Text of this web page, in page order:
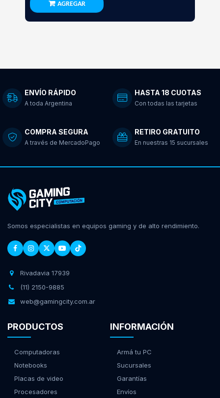
AGREGAR
ENVÍO RÁPIDO
A toda Argentina
HASTA 18 CUOTAS
Con todas las tarjetas
COMPRA SEGURA
A través de MercadoPago
RETIRO GRATUITO
En nuestras 15 sucursales
Somos especialistas en equipos gaming y de alto rendimiento.
Rivadavia 17939
(11) 2150-9885
web@gamingcity.com.ar
PRODUCTOS
Computadoras
Notebooks
Placas de video
Procesadores
INFORMACIÓN
Armá tu PC
Sucursales
Garantías
Envíos